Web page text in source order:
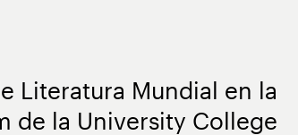
Literatura Mundial en la
de la University College